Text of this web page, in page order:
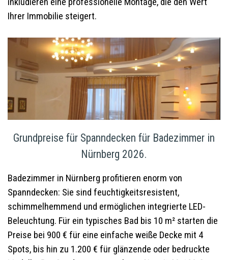
Ihrer Immobilie steigert.
Grundpreise für Spanndecken für Badezimmer in
Nürnberg 2026.
Badezimmer in Nürnberg profitieren enorm von
Spanndecken: Sie sind feuchtigkeitsresistent,
schimmelhemmend und ermöglichen integrierte LED-
Beleuchtung. Für ein typisches Bad bis 10 m² starten die
Preise bei 900 € für eine einfache weiße Decke mit 4
Spots, bis hin zu 1.200 € für glänzende oder bedruckte